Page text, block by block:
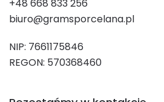
+48 668 833 256
biuro@gramsporcelana.pl
NIP: 7661175846
REGON: 570368460